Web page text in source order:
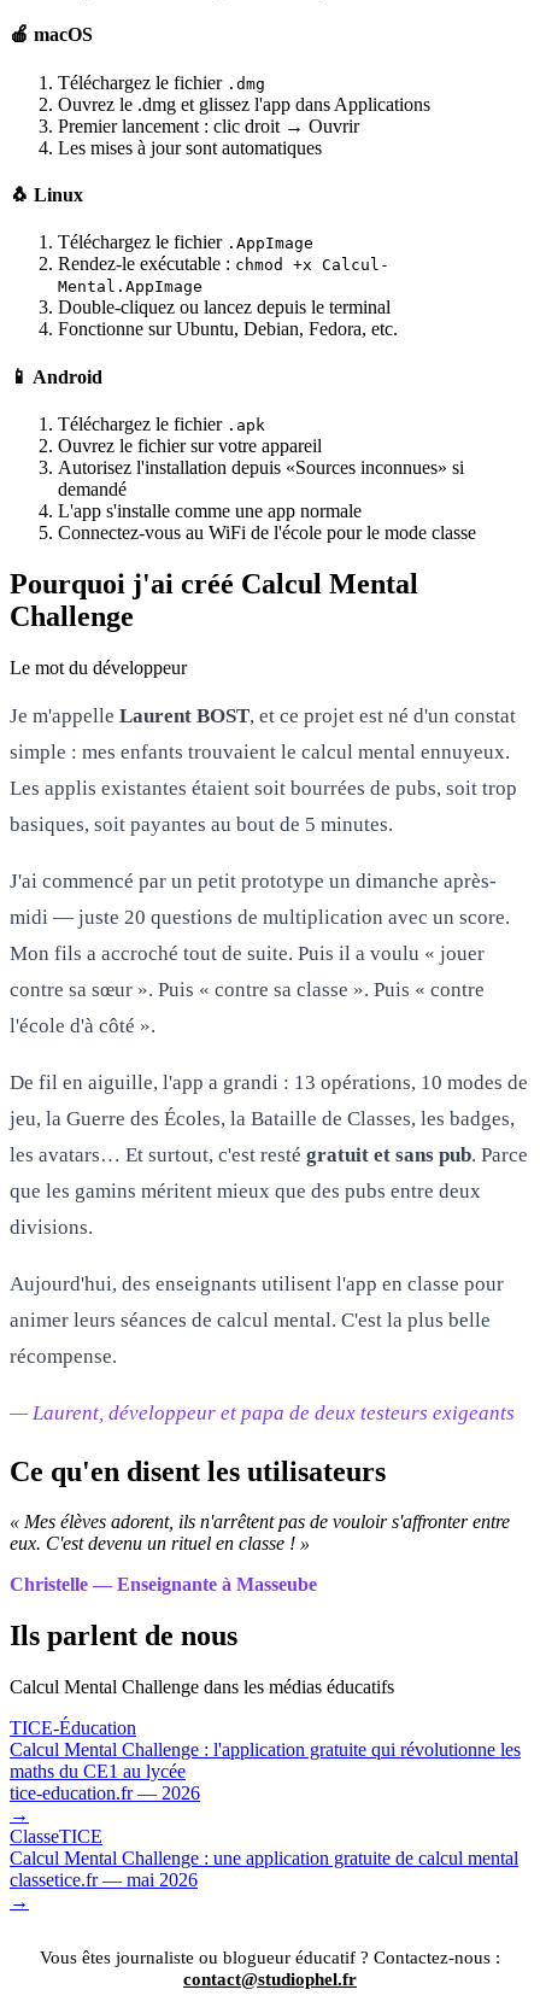
🍎 macOS
Téléchargez le fichier .dmg
Ouvrez le .dmg et glissez l'app dans Applications
Premier lancement : clic droit → Ouvrir
Les mises à jour sont automatiques
🐧 Linux
Téléchargez le fichier .AppImage
Rendez-le exécutable : chmod +x Calcul-
Mental.AppImage
Double-cliquez ou lancez depuis le terminal
Fonctionne sur Ubuntu, Debian, Fedora, etc.
📱 Android
Téléchargez le fichier .apk
Ouvrez le fichier sur votre appareil
Autorisez l'installation depuis «Sources inconnues» si
demandé
L'app s'installe comme une app normale
Connectez-vous au WiFi de l'école pour le mode classe
Pourquoi j'ai créé Calcul Mental
Challenge
Le mot du développeur
Je m'appelle Laurent BOST, et ce projet est né d'un constat
simple : mes enfants trouvaient le calcul mental ennuyeux.
Les applis existantes étaient soit bourrées de pubs, soit trop
basiques, soit payantes au bout de 5 minutes.
J'ai commencé par un petit prototype un dimanche après-
midi — juste 20 questions de multiplication avec un score.
Mon fils a accroché tout de suite. Puis il a voulu « jouer
contre sa sœur ». Puis « contre sa classe ». Puis « contre
l'école d'à côté ».
De fil en aiguille, l'app a grandi : 13 opérations, 10 modes de
jeu, la Guerre des Écoles, la Bataille de Classes, les badges,
les avatars… Et surtout, c'est resté gratuit et sans pub. Parce
que les gamins méritent mieux que des pubs entre deux
divisions.
Aujourd'hui, des enseignants utilisent l'app en classe pour
animer leurs séances de calcul mental. C'est la plus belle
récompense.
— Laurent, développeur et papa de deux testeurs exigeants
Ce qu'en disent les utilisateurs
« Mes élèves adorent, ils n'arrêtent pas de vouloir s'affronter entre
eux. C'est devenu un rituel en classe ! »
Christelle — Enseignante à Masseube
Ils parlent de nous
Calcul Mental Challenge dans les médias éducatifs
TICE-Éducation
Calcul Mental Challenge : l'application gratuite qui révolutionne les
maths du CE1 au lycée
tice-education.fr — 2026
→
ClasseTICE
Calcul Mental Challenge : une application gratuite de calcul mental
classetice.fr — mai 2026
→
Vous êtes journaliste ou blogueur éducatif ? Contactez-nous :
contact@studiophel.fr